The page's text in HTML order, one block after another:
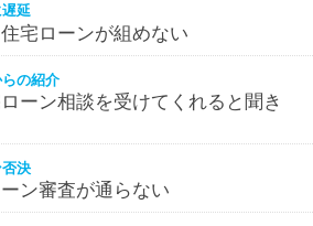
延
宅ローンが組めない
の紹介
ーン相談を受けてくれると聞き
決
ン審査が通らない